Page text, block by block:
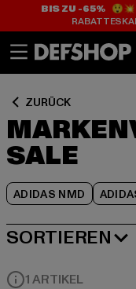
BIS ZU -65%😲💥
ZURÜCK
SALE
ADIDAS NMD
SORTIEREN
BELIEBTESTE
1 ARTIKEL